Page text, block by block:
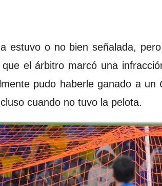
estuvo o no bien señalada,
el árbitro marcó una
pudo haberle ganado a un
cuando no tuvo la pelota.